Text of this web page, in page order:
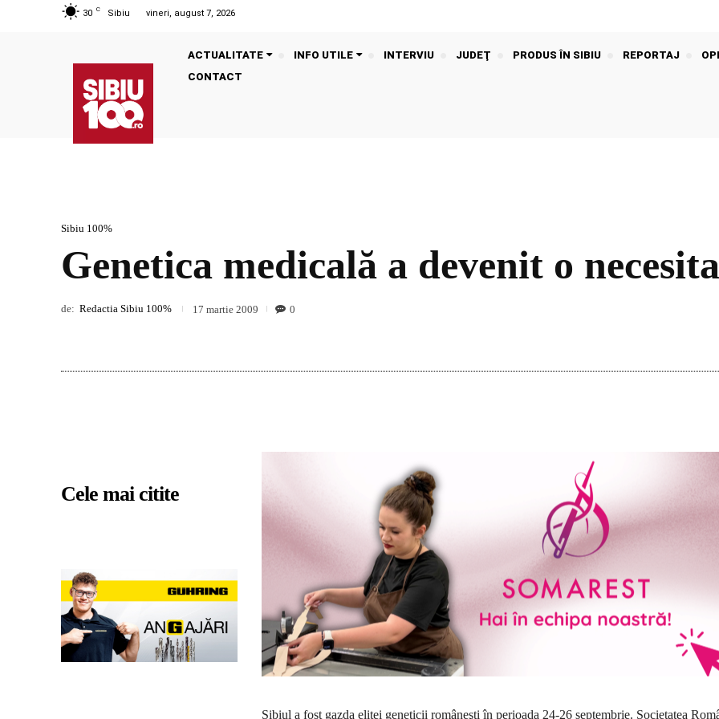
30 C Sibiu vineri, august 7, 2026
ACTUALITATE INFO UTILE INTERVIU JUDEŢ PRODUS ÎN SIBIU REPORTAJ
CONTACT
Sibiu 100%
Genetica medicală a devenit o
de: Redactia Sibiu 100% 17 martie 2009 0
Cele mai citite
Sibiul a fost gazda elitei geneticii româneşti în perioada 24-26 septembrie. Societatea